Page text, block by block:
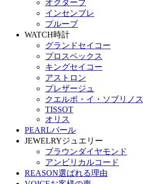
オクターブ
インセンブレ
プルーブ
WATCH時計
グランドセイコー
プロスペックス
キングセイコー
アストロン
プレザージュ
クエルボ・イ・ソブリノス
TISSOT
オリス
PEARLパール
JEWELRYジュエリー
ブラウンダイヤモンド
アンビリカルコード
REASON選ばれる理由